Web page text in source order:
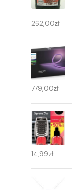
262,00zł
779,00zł
14,99zł